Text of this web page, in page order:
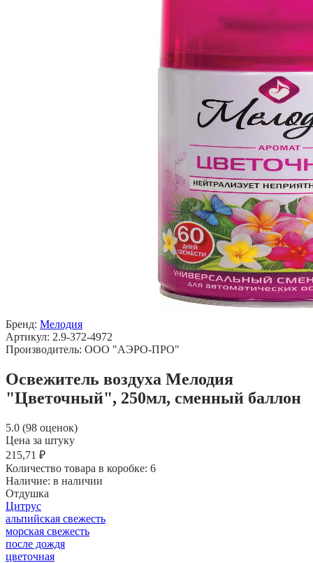
Бренд: Мелодия
Артикул: 2.9-372-4972
Производитель: ООО "АЭРО-ПРО"
Освежитель воздуха Мелодия
"Цветочный", 250мл, сменный баллон
5.0 (98 оценок)
Цена за штуку
215,71 ₽
Количество товара в коробке: 6
Наличие: в наличии
Отдушка
Цитрус
альпийская свежесть
морская свежесть
после дождя
цветочная